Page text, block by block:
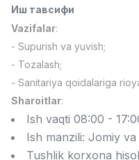
NAVBAHOR APTEKA
Full time job
Сотув бўйича агент
Келишилади
LION_ESTATE
Full time job
Ўқитувчи IELTS
3,000,000 -
Иш тавсифи
Vazifalar:
- Supurish va yuvish;
- Tozalash;
- Sanitariya qoidalariga
Sharoitlar:
Ish vaqti 08:00 -
Ish manzili: Jomiy va
Tushlik korxona
Вакансиялар Соҳалар